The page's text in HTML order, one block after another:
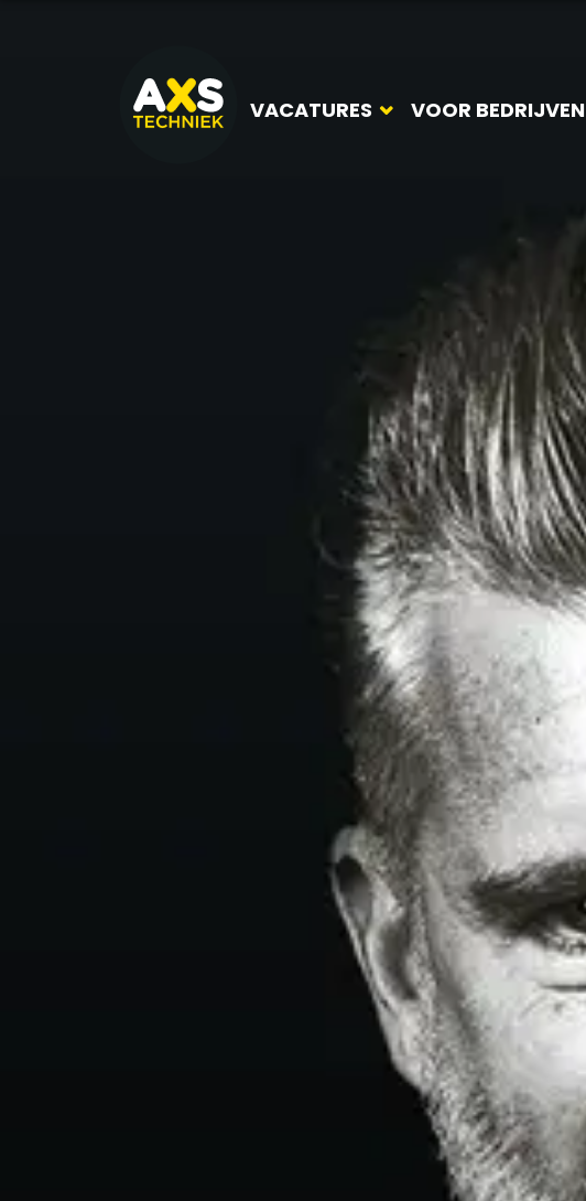
VACATURES VOOR BEDRIJVEN